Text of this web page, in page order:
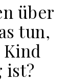
über
tun,
ist?